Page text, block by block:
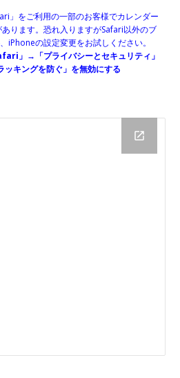
」をご利用の一部のお客様でカレンダー
ります。恐れ入りますがSafari以外のブ
iPhoneの設定変更をお試しください。
」→「プライバシーとセキュリティ」
キングを防ぐ」を無効にする